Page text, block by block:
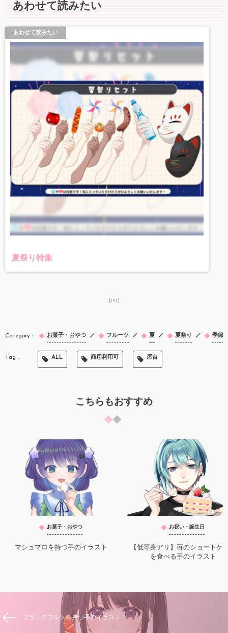
あわせて読みたい
あわせて読みたい
夏祭り特集
[PR]
お菓子・おやつ フルーツ 夏 夏祭り 季節
ALL 商用利用可 屋台
こちらもおすすめ
お菓子・おやつ
マシュマロを持つ手のイラスト
お祝い・誕生日
【低等身アリ】苺のショートケ
を食べる手のイラスト
フランクフルトを持つ手のイラスト